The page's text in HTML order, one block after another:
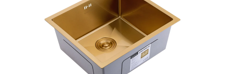
Душевые кабины
Полотенцесушители
Аксессуары для ванных комнат